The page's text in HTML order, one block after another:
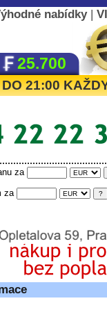
nabídky|
25.700
21:00
za
za